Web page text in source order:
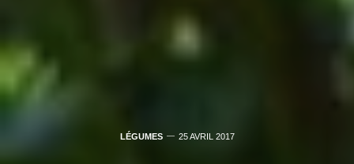
LÉGUMES 25 AVRIL 2017